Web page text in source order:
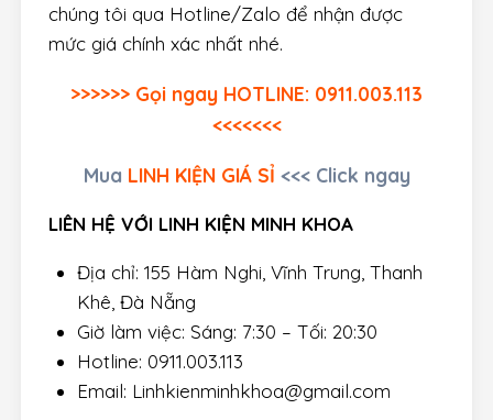
chúng tôi qua Hotline/Zalo để nhận được
mức giá chính xác nhất nhé.
>>>>>> Gọi ngay HOTLINE: 0911.003.113
<<<<<<<
Mua LINH KIỆN GIÁ SỈ <<< Click ngay
LIÊN HỆ VỚI LINH KIỆN MINH KHOA
Địa chỉ: 155 Hàm Nghi, Vĩnh Trung, Thanh
Khê, Đà Nẵng
Giờ làm việc: Sáng: 7:30 – Tối: 20:30
Hotline: 0911.003.113
Email: Linhkienminhkhoa@gmail.com